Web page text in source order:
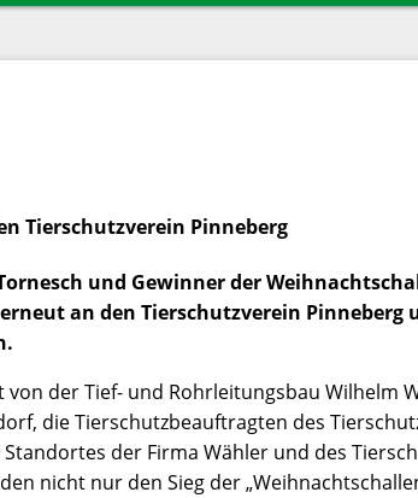
Tierschutzverein Pinneberg
und Gewinner der
an den Tierschutzverein Pinneberg
der Tief- und Rohrleitungsbau Wilhelm
die Tierschutzbeauftragten des
der Firma Wähler und des
nicht nur den Sieg der